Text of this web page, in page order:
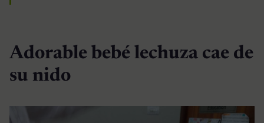
Adorable bebé lechuza cae de
su nido